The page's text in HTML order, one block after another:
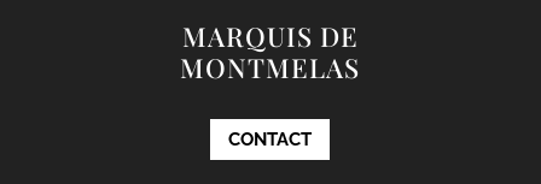
MARQUIS DE
MONTMELAS
CONTACT